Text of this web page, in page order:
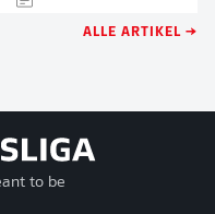
ALLE ARTIKEL →
to be